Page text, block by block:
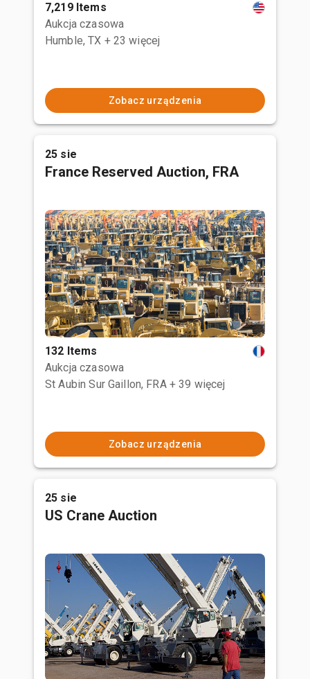
7,219 Items
Aukcja czasowa
Humble, TX + 23 więcej
Zobacz urządzenia
25 sie
France Reserved Auction, FRA
132 Items
Aukcja czasowa
St Aubin Sur Gaillon, FRA + 39 więcej
Zobacz urządzenia
25 sie
US Crane Auction